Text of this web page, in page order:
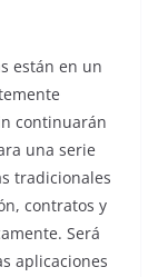
están en un
continuarán
una serie
tradicionales
contratos y
Será
aplicaciones